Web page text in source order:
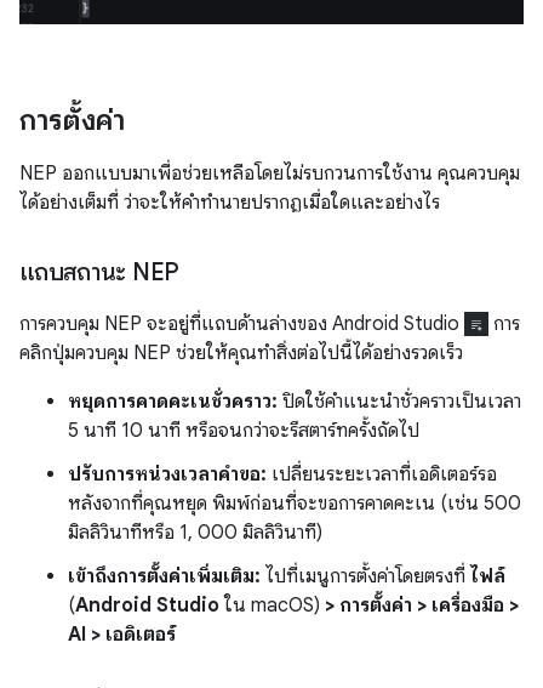
การตั้งค่า
NEP ออกแบบมาเพื่อช่วยเหลือโดยไม่รบกวนการใช้งาน คุณควบคุม
ได้อย่างเต็มที่ ว่าจะให้คำทำนายปรากฏเมื่อใดและอย่างไร
แถบสถานะ NEP
การควบคุม NEP จะอยู่ที่แถบด้านล่างของ Android Studio
การ
คลิกปุ่มควบคุม NEP ช่วยให้คุณทำสิ่งต่อไปนี้ได้อย่างรวดเร็ว
หยุดการคาดคะเนชั่วคราว: ปิดใช้คำแนะนำชั่วคราวเป็นเวลา
5 นาที 10 นาที หรือจนกว่าจะรีสตาร์ทครั้งถัดไป
ปรับการหน่วงเวลาคำขอ: เปลี่ยนระยะเวลาที่เอดิเตอร์รอ
หลังจากที่คุณหยุด พิมพ์ก่อนที่จะขอการคาดคะเน (เช่น 500
มิลลิวินาทีหรือ 1, 000 มิลลิวินาที)
เข้าถึงการตั้งค่าเพิ่มเติม: ไปที่เมนูการตั้งค่าโดยตรงที่ ไฟล์
(Android Studio ใน macOS) > การตั้งค่า > เครื่องมือ >
AI > เอดิเตอร์